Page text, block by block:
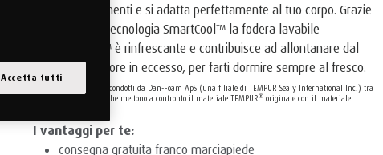
meglio i movimenti e si adatta perfettamente al tuo corpo. Grazie
all’innovativa tecnologia SmartCool™ la fodera lavabile
QuickRefresh™ è rinfrescante e contribuisce ad allontanare dal
tuo corpo il calore in eccesso, per farti dormire sempre al fresco.
* Basato su test interni condotti da Dan-Foam ApS (una filiale di TEMPUR Sealy International Inc.) tra
febbraio e luglio 2021 che mettono a confronto il materiale TEMPUR® originale con il materiale
I vantaggi per te:
consegna gratuita franco marciapiede
Accetta tutti